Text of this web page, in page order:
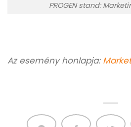
PROGEN stand:
Az esemény honlapja: